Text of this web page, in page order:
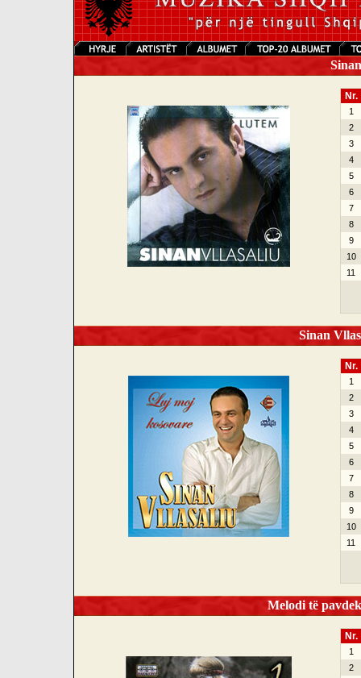
Nr.
1
2
3
4
5
6
7
8
9
10
11
Sinan
Nr.
1
2
3
4
5
6
7
8
9
10
11
Melodi të
Nr.
1
2